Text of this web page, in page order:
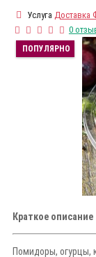
Услуга Доставка
0
ПОПУЛЯРНО
Краткое описание
Помидоры, огурцы,